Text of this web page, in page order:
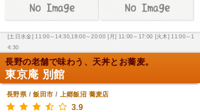
[土日水金] 11:00～14:30,18:00～20:00 [月] 11:00～17:00 [火木] 11:00～1
4:30
長野の老舗で味わう、天丼とお蕎麦。
東京庵 別館
長野県/飯田市 / 上郷飯沼 蕎麦店
3.9